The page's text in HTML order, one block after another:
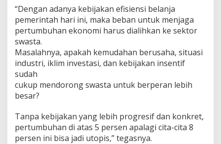
“Dengan adanya kebijakan efisiensi belanja
pemerintah hari ini, maka beban untuk menjaga
pertumbuhan ekonomi harus dialihkan ke sektor
swasta.
Masalahnya, apakah kemudahan berusaha, situasi
industri, iklim investasi, dan kebijakan insentif
sudah
cukup mendorong swasta untuk berperan lebih
besar?
Tanpa kebijakan yang lebih progresif dan konkret,
pertumbuhan di atas 5 persen apalagi cita-cita 8
persen ini bisa jadi utopis,” tegasnya.